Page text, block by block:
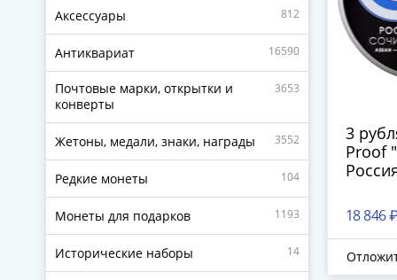
Аксессуары 812
Антиквариат 16590
Почтовые марки, открытки и
конверты
3653
Жетоны, медали, знаки, награды 3552
Редкие монеты 104
Монеты для подарков 1193
Исторические наборы 14
3
Proof
18 846